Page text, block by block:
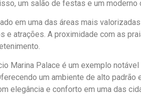
um salão de festas e um
em uma das áreas mais
e atrações. A proximidade com as
Marina Palace é um exemplo
um ambiente de alto padrão
elegância e conforto em uma das